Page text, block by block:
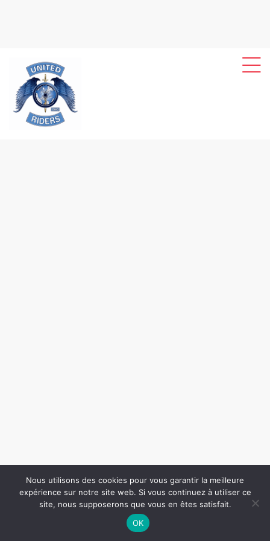
Nous utilisons des cookies pour vous garantir la meilleure
expérience sur notre site web. Si vous continuez à utiliser ce
site, nous supposerons que vous en êtes satisfait.
OK